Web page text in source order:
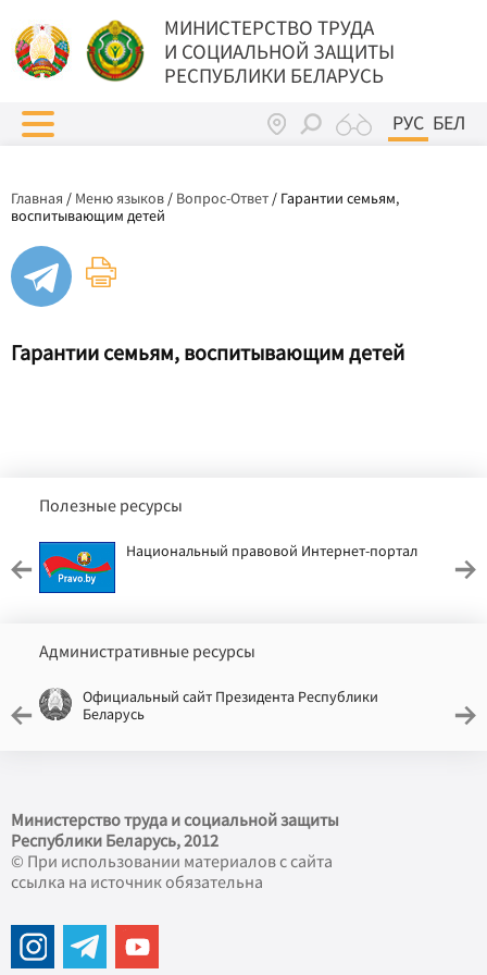
МИНИСТЕРСТВО ТРУДА
И СОЦИАЛЬНОЙ ЗАЩИТЫ
РЕСПУБЛИКИ БЕЛАРУСЬ
РУС БЕЛ
Главная / Меню языков / Вопрос-Ответ / Гарантии семьям,
воспитывающим детей
Гарантии семьям, воспитывающим детей
Полезные ресурсы
Национальный правовой Интернет-портал
Административные ресурсы
Официальный сайт Президента Республики
Беларусь
Министерство труда и социальной защиты
Республики Беларусь, 2012
© При использовании материалов с сайта
ссылка на источник обязательна